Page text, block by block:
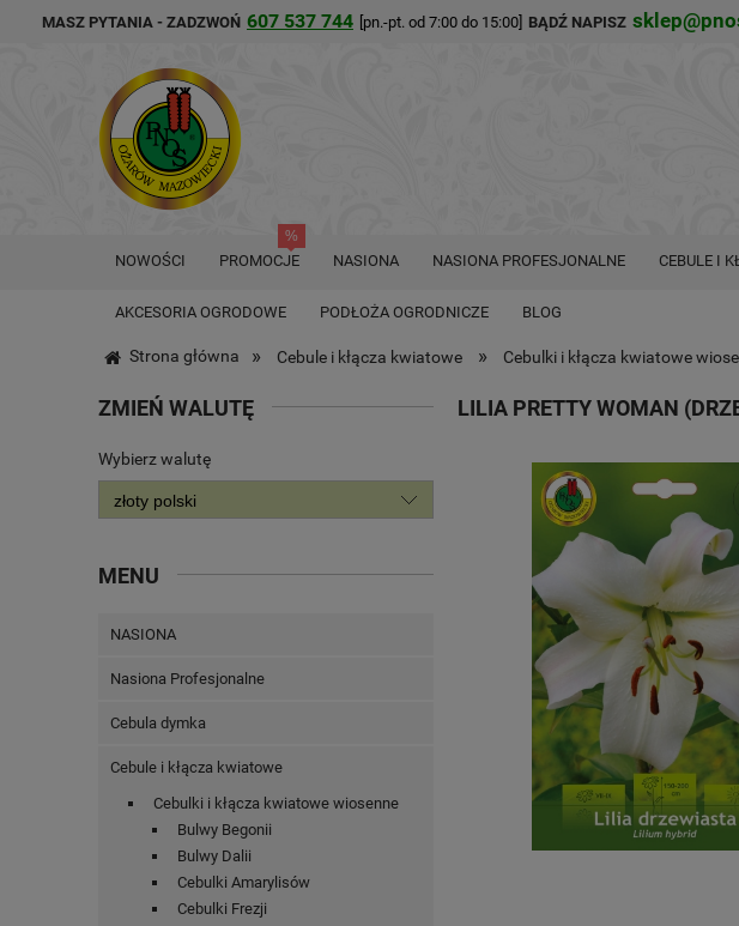
MASZ PYTANIA - ZADZWOŃ 607 537 744 [pn.-pt. od 7:00 do 15:00] BĄDŹ NAPISZ
NOWOŚCI PROMOCJE NASIONA NASIONA PROFESJONALNE CEBULE I
AKCESORIA OGRODOWE PODŁOŻA OGRODNICZE BLOG
Strona główna » Cebule i kłącza kwiatowe » Cebulki i kłącza kwiatowe
ZMIEŃ WALUTĘ
Wybierz walutę
MENU
NASIONA
Nasiona Profesjonalne
Cebula dymka
Cebule i kłącza kwiatowe
Cebulki i kłącza kwiatowe wiosenne
Bulwy Begonii
Bulwy Dalii
Cebulki Amarylisów
Cebulki Frezji
LILIA PRETTY WOMAN